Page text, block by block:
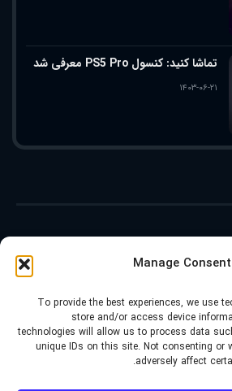
Manage Consent
To provide the best experiences, we use
store and/or access device
technologies will allow us to process data
unique IDs on this site. Not consenting or
adversely affect
تماشا کنید: کنسول PS5 Pro معرفی شد
۱۴۰۳-۰۶-۲۱
۲۰۲۲ | قالب توسط